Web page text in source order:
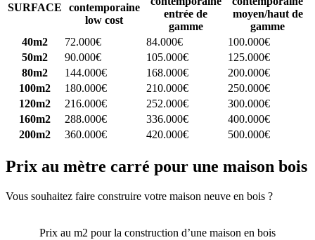
SURFACE
contemporaine
low cost
entrée de
gamme
moyen/haut de
gamme
40m2
72.000€ 84.000€
100.000€
50m2
90.000€ 105.000€
125.000€
80m2
144.000€ 168.000€
200.000€
100m2
180.000€ 210.000€
250.000€
120m2
216.000€ 252.000€
300.000€
160m2
288.000€ 336.000€
400.000€
200m2
360.000€ 420.000€ 500.000€
Prix au mètre carré pour une maison bois
Vous souhaitez faire construire votre maison neuve en bois ?
Prix au m2 pour la construction d’une maison en bois